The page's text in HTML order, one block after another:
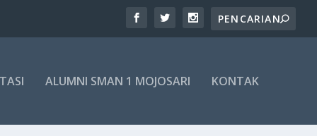
ALUMNI SMAN 1 MOJOSARI KONTAK